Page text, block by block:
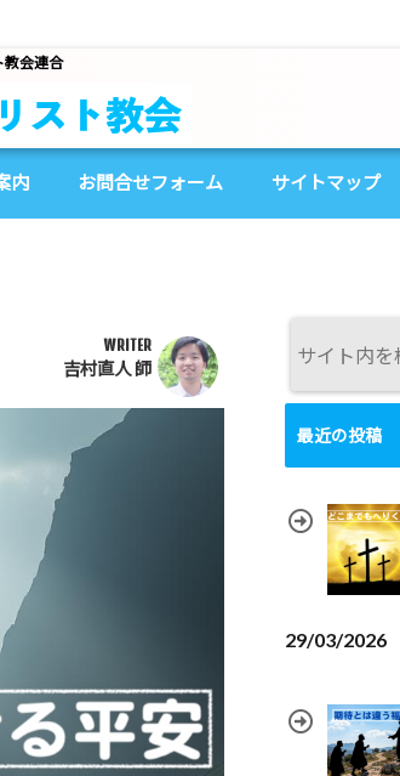
教会連合
内 お問合せフォーム サイトマップ
WRITER
吉村直人 師
最近の投稿
29/03/2026